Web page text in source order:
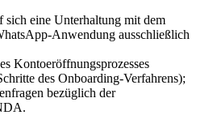
sich eine Unterhaltung mit dem
Anwendung ausschließlich
Kontoeröffnungsprozesses
des Onboarding-Verfahrens);
bezüglich der